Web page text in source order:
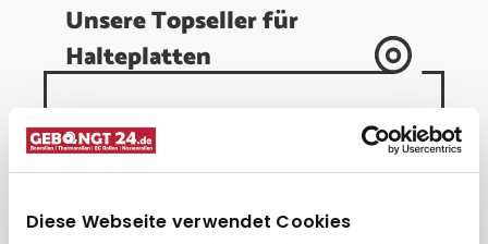
Diese Webseite verwendet Cookies
Unsere Topseller für
Halteplatten